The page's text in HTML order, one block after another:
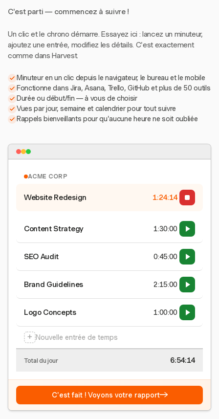
C'est parti — commencez à suivre !
Un clic et le chrono démarre. Essayez ici : lancez un minuteur,
ajoutez une entrée, modifiez les détails. C'est exactement
comme dans Harvest.
Minuteur en un clic depuis le navigateur, le bureau et le mobile
Fonctionne dans Jira, Asana, Trello, GitHub et plus de 50 outils
Durée ou début/fin — à vous de choisir
Vues par jour, semaine et calendrier pour tout suivre
Rappels bienveillants pour qu'aucune heure ne soit oubliée
ACME CORP
Website Redesign 1:24:15
Content Strategy 1:30:00
SEO Audit 0:45:00
Brand Guidelines 2:15:00
Logo Concepts 1:00:00
+ Nouvelle entrée de temps
Total du jour 6:54:15
C'est fait ! Voyons votre rapport→